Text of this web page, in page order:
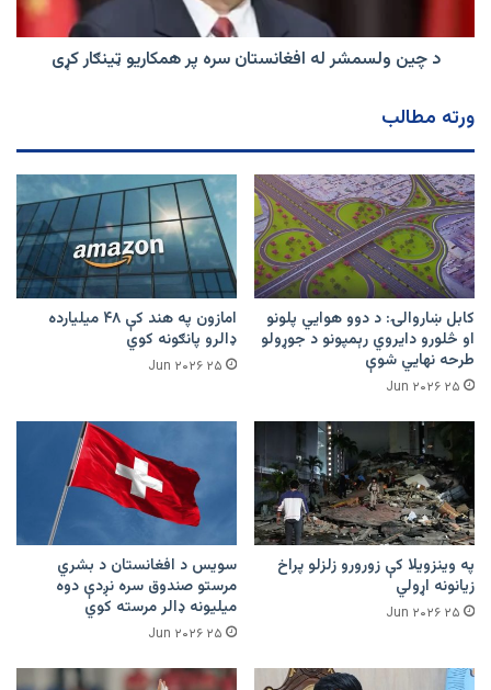
ټینګار
د چین ولسمشر له افغانستان سره پر همکاریو ټینګار کړی
ورته مطالب
کابل ښاروالۍ: د دوو هوايي پلونو
او څلورو دایروي رېمپونو د جوړولو
طرحه نهایي شوې
۲۵ Jun ۲۰۲۶
امازون په هند کې ۴۸ میلیارده
ډالرو پانګونه کوي
۲۵ Jun ۲۰۲۶
په وینزویلا کې زورورو زلزلو پراخ
زیانونه اړولي
۲۵ Jun ۲۰۲۶
سویس د افغانستان د بشري
مرستو صندوق سره نږدې دوه
میلیونه ډالر مرسته کوي
۲۵ Jun ۲۰۲۶